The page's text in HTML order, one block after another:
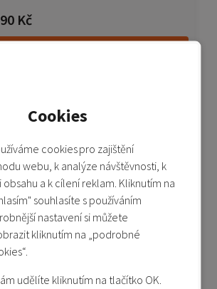
Cookies
cookies pro zajištění
webu, k analýze návštěvnosti, k
a k cílení reklam. Kliknutím na
souhlasíte s používáním
nastavení si můžete
kliknutím na „podrobné
udělíte kliknutím na tlačítko OK.
Kč
Max 12/512 GB - modrá (Blue)